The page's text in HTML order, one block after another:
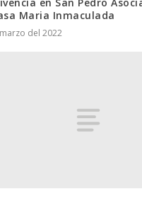
Maria Inmaculada
del 2022